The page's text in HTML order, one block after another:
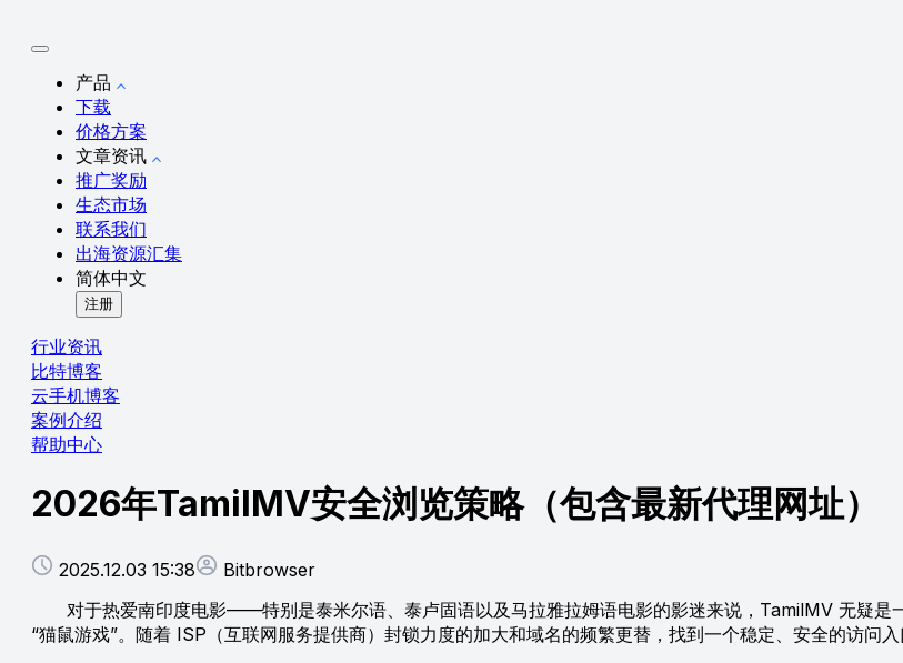
产品
下载
价格方案
文章资讯
推广奖励
生态市场
联系我们
出海资源汇集
简体中文
注册
行业资讯
比特博客
云手机博客
案例介绍
帮助中心
2026年TamilMV安全浏览策略（包含最新代理网址）
2025.12.03 15:38
Bitbrowser
对于热爱南印度电影——特别是泰米尔语、泰卢固语以及马拉雅拉姆语电影的影迷来说，TamilMV 无疑是
“猫鼠游戏”。随着 ISP（互联网服务提供商）封锁力度的加大和域名的频繁更替，找到一个稳定、安全的访问入